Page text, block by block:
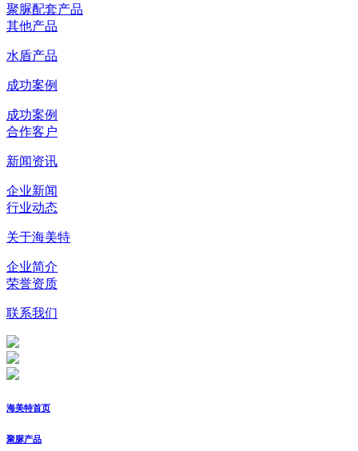
聚脲配套产品
其他产品
水盾产品
成功案例
成功案例
合作客户
新闻资讯
企业新闻
行业动态
关于海美特
企业简介
荣誉资质
联系我们
海美特首页
聚脲产品